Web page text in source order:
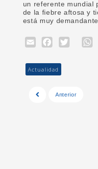
un referente mundial
de la fiebre aftosa y
está muy
Email
Actualidad
Anterior